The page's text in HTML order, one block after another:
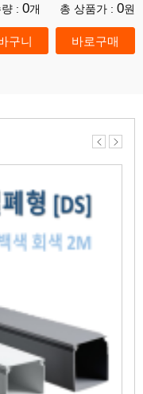
: 0개 총 상품가 : 0원
이
다